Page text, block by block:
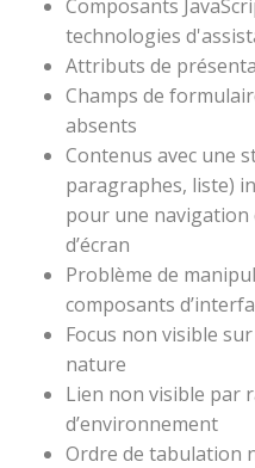
Composants
technologies
Attributs de
Champs de
absents
Contenus avec une
paragraphes, liste)
pour une navigation
d’écran
Problème de
composants
Focus non visible
nature
Lien non visible par
d’environnement
Ordre de tabulation